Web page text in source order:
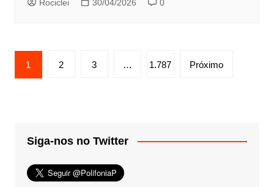
Rociclei 30/04/2026 0
Paginação
de
1 2 3 … 1.787 Próximo
Siga-nos no Twitter